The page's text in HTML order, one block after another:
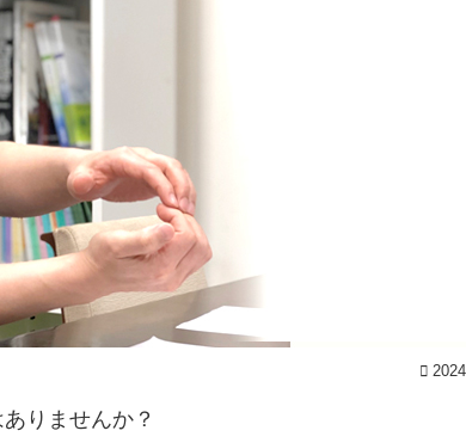
りませんか？